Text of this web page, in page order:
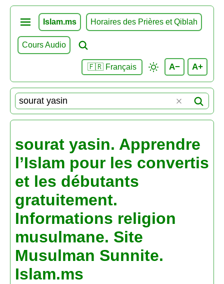
Islam.ms Horaires des Prières et Qiblah
Cours Audio
🇫🇷 Français A− A+
sourat yasin. Apprendre
l’Islam pour les convertis
et les débutants
gratuitement.
Informations religion
musulmane. Site
Musulman Sunnite.
Islam.ms